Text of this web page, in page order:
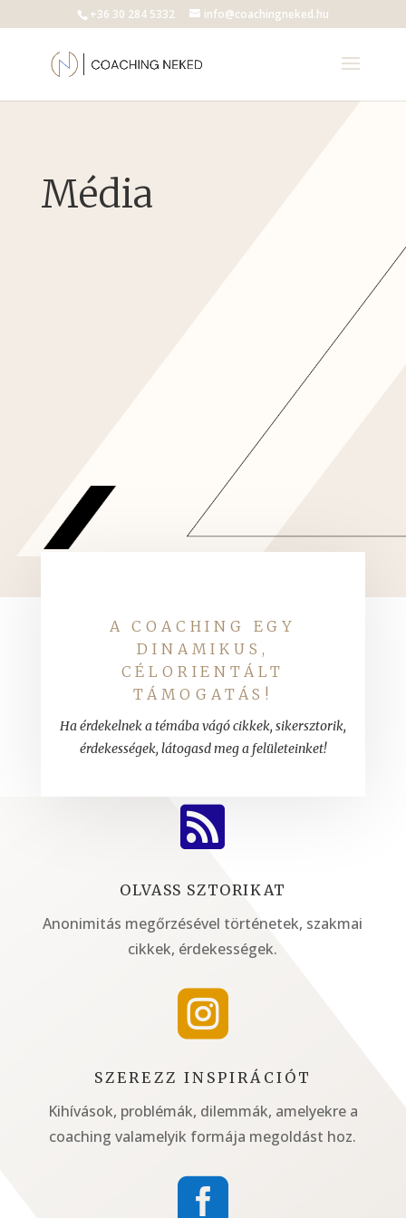
+36 30 284 5332 info@coachingneked.hu
Média
A COACHING EGY
DINAMIKUS,
CÉLORIENTÁLT
TÁMOGATÁS!
Ha érdekelnek a témába vágó cikkek, sikersztorik,
érdekességek, látogasd meg a felületeinket!

OLVASS SZTORIKAT
Anonimitás megőrzésével történetek, szakmai
cikkek, érdekességek.

SZEREZZ INSPIRÁCIÓT
Kihívások, problémák, dilemmák, amelyekre a
coaching valamelyik formája megoldást hoz.
